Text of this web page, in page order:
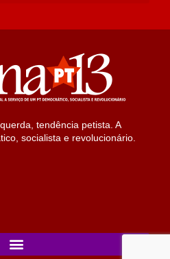
tendência petista. A
socialista e revolucionário.